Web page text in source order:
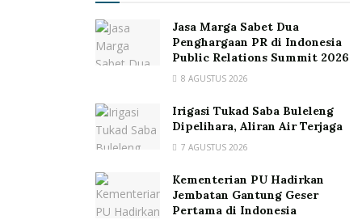
Jasa Marga Sabet Dua
Penghargaan PR di Indonesia
Public Relations Summit 2026
8 AGUSTUS 2026
Irigasi Tukad Saba Buleleng
Dipelihara, Aliran Air Terjaga
7 AGUSTUS 2026
Kementerian PU Hadirkan
Jembatan Gantung Geser
Pertama di Indonesia